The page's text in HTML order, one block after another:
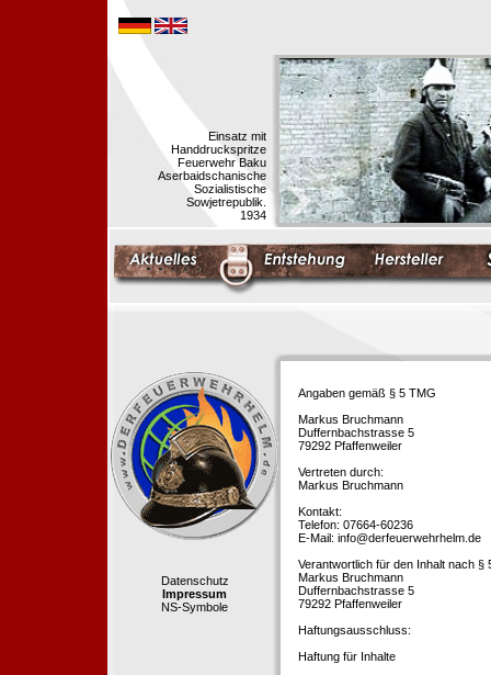
Einsatz mit
Handdruckspritze
Feuerwehr Baku
Aserbaidschanische
Sozialistische
Sowjetrepublik.
1934
Datenschutz
Impressum
NS-Symbole
Angaben gemäß § 5 TMG
Markus Bruchmann
Duffernbachstrasse 5
79292 Pfaffenweiler
Vertreten durch:
Markus Bruchmann
Kontakt:
Telefon: 07664-60236
E-Mail: info@derfeuerwehrhelm.de
Verantwortlich für den Inhalt nach §
Markus Bruchmann
Duffernbachstrasse 5
79292 Pfaffenweiler
Haftungsausschluss:
Haftung für Inhalte